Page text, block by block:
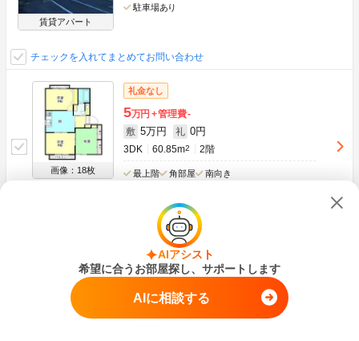
賃貸アパート
駐車場あり
チェックを入れてまとめてお問い合わせ
画像：18枚
礼金なし
5万円 管理費-
敷 5万円 礼 0円
3DK 60.85m2 2階
最上階 角部屋 南向き
5万円 管理費 -
3DK 60.85m 2 1階
AIアシスト
希望に合うお部屋探し、サポートします
AIに相談する